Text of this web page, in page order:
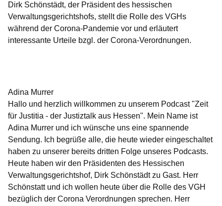
Dirk Schönstädt, der Präsident des hessischen
Verwaltungsgerichtshofs, stellt die Rolle des VGHs
während der Corona-Pandemie vor und erläutert
interessante Urteile bzgl. der Corona-Verordnungen.
Adina Murrer
Hallo und herzlich willkommen zu unserem Podcast "Zeit
für Justitia - der Justiztalk aus Hessen". Mein Name ist
Adina Murrer und ich wünsche uns eine spannende
Sendung. Ich begrüße alle, die heute wieder eingeschaltet
haben zu unserer bereits dritten Folge unseres Podcasts.
Heute haben wir den Präsidenten des Hessischen
Verwaltungsgerichtshof, Dirk Schönstädt zu Gast. Herr
Schönstatt und ich wollen heute über die Rolle des VGH
bezüglich der Corona Verordnungen sprechen. Herr